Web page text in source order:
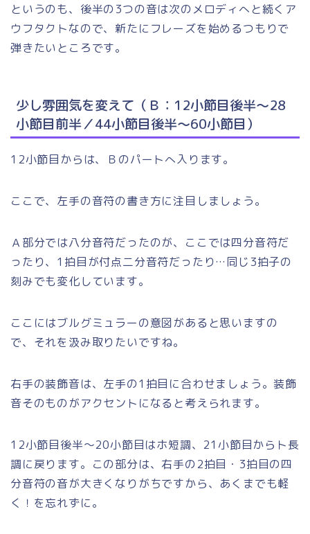
というのも、後半の3つの音は次のメロディへと続くア
ウフタクトなので、新たにフレーズを始めるつもりで
弾きたいところです。
少し雰囲気を変えて（Ｂ：12小節目後半～28
小節目前半／44小節目後半～60小節目）
12小節目からは、Ｂのパートへ入ります。
ここで、左手の音符の書き方に注目しましょう。
Ａ部分では八分音符だったのが、ここでは四分音符だ
ったり、1拍目が付点二分音符だったり…同じ3拍子の
刻みでも変化しています。
ここにはブルグミュラーの意図があると思いますの
で、それを汲み取りたいですね。
右手の装飾音は、左手の1拍目に合わせましょう。装飾
音そのものがアクセントになると考えられます。
12小節目後半～20小節目はホ短調、21小節目からト長
調に戻ります。この部分は、右手の2拍目・3拍目の四
分音符の音が大きくなりがちですから、あくまでも軽
く！を忘れずに。